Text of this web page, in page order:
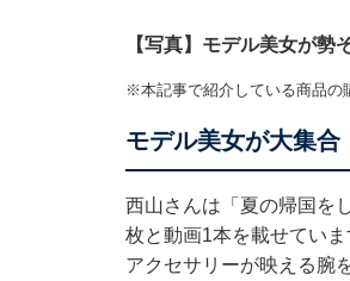
【写真】モデル美女が勢
※本記事で紹介している商品の
モデル美女が大集合
西山さんは「夏の帰国を
枚と動画1本を載せてい
アクセサリーが映える腕